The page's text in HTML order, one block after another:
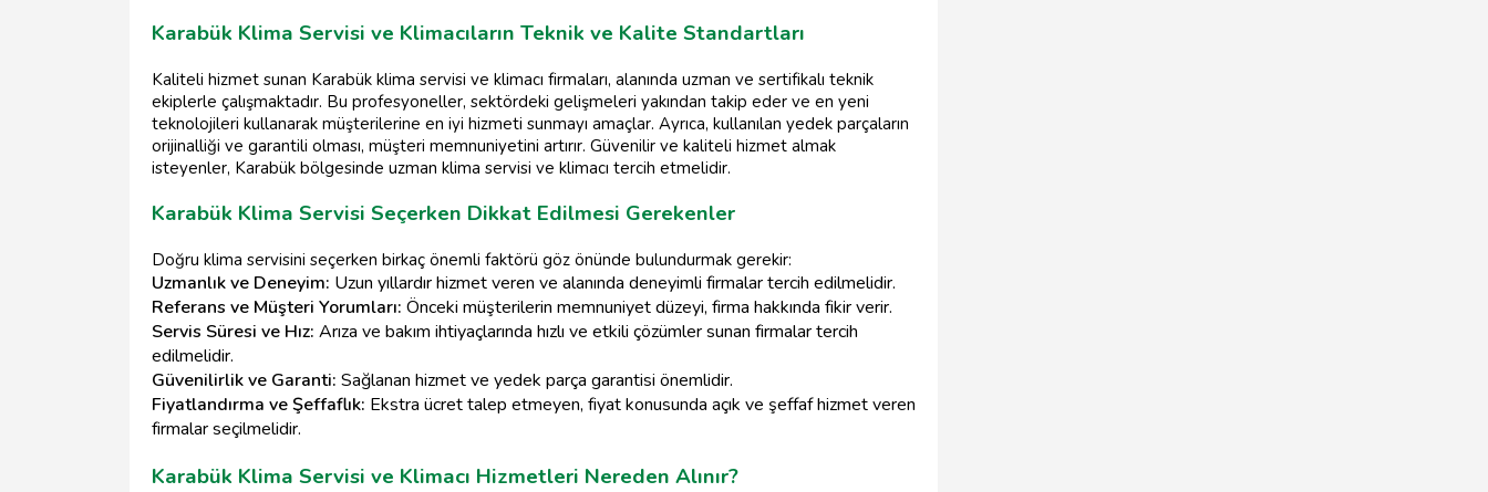
Karabük Klima Servisi ve Klimacıların Teknik ve Kalite Standartları
Kaliteli hizmet sunan Karabük klima servisi ve klimacı firmaları, alanında uzman ve sertifikalı teknik
ekiplerle çalışmaktadır. Bu profesyoneller, sektördeki gelişmeleri yakından takip eder ve en yeni
teknolojileri kullanarak müşterilerine en iyi hizmeti sunmayı amaçlar. Ayrıca, kullanılan yedek parçaların
orijinalliği ve garantili olması, müşteri memnuniyetini artırır. Güvenilir ve kaliteli hizmet almak
isteyenler, Karabük bölgesinde uzman klima servisi ve klimacı tercih etmelidir.
Karabük Klima Servisi Seçerken Dikkat Edilmesi Gerekenler
Doğru klima servisini seçerken birkaç önemli faktörü göz önünde bulundurmak gerekir:
Uzmanlık ve Deneyim: Uzun yıllardır hizmet veren ve alanında deneyimli firmalar tercih edilmelidir.
Referans ve Müşteri Yorumları: Önceki müşterilerin memnuniyet düzeyi, firma hakkında fikir verir.
Servis Süresi ve Hız: Arıza ve bakım ihtiyaçlarında hızlı ve etkili çözümler sunan firmalar tercih
edilmelidir.
Güvenilirlik ve Garanti: Sağlanan hizmet ve yedek parça garantisi önemlidir.
Fiyatlandırma ve Şeffaflık: Ekstra ücret talep etmeyen, fiyat konusunda açık ve şeffaf hizmet veren
firmalar seçilmelidir.
Karabük Klima Servisi ve Klimacı Hizmetleri Nereden Alınır?